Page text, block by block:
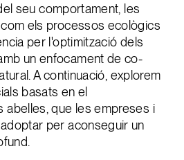
seu comportament, les
els processos ecològics
per l'optimització dels
un enfocament de co-
A continuació, explorem
basats en el
abelles, que les empreses i
per aconseguir un